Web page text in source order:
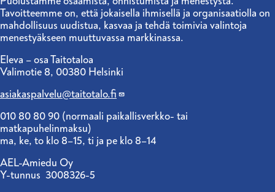
Tavoitteemme on, että jokaisella ihmisellä ja organisaatiolla on
mahdollisuus uudistua, kasvaa ja tehdä toimivia valintoja
menestyäkseen muuttuvassa markkinassa.
Eleva – osa Taitotaloa
Valimotie 8, 00380 Helsinki
asiakaspalvelu@taitotalo.fi
010 80 80 90 (normaali paikallisverkko- tai
matkapuhelinmaksu)
ma, ke, to klo 8–15, ti ja pe klo 8–14
AEL-Amiedu Oy
Y-tunnus 3008326-5